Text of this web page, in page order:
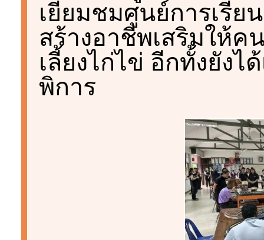
เยี่ยมชมศูนย์การเรีย
สร้างอาชีพเสริมให้ค
เลี้ยงไก่ไข่ อีกทั้งยัง
พิการ